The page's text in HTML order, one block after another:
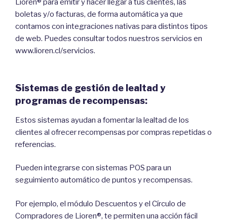
Lioren® para emitir y hacer llegar a tus clientes, las
boletas y/o facturas, de forma automática ya que
contamos con integraciones nativas para distintos tipos
de web. Puedes consultar todos nuestros servicios en
www.lioren.cl/servicios.
Sistemas de gestión de lealtad y
programas de recompensas:
Estos sistemas ayudan a fomentar la lealtad de los
clientes al ofrecer recompensas por compras repetidas o
referencias.
Pueden integrarse con sistemas POS para un
seguimiento automático de puntos y recompensas.
Por ejemplo, el módulo Descuentos y el Círculo de
Compradores de Lioren®, te permiten una acción fácil